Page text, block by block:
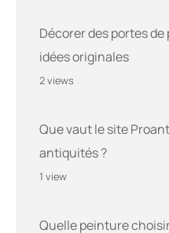
Décorer des portes
idées originales
2 views
Que vaut le site
antiquités ?
1 view
Quelle peinture